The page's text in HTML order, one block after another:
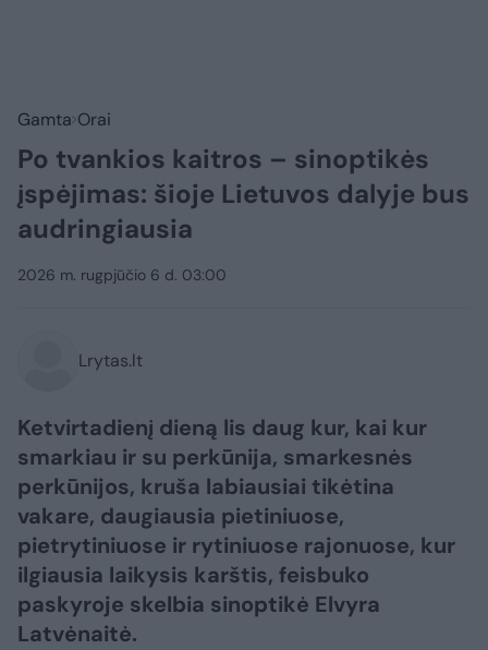
Gamta Orai
Po tvankios kaitros – sinoptikės
įspėjimas: šioje Lietuvos dalyje bus
audringiausia
2026 m. rugpjūčio 6 d. 03:00
Lrytas.lt
Ketvirtadienį dieną lis daug kur, kai kur
smarkiau ir su perkūnija, smarkesnės
perkūnijos, kruša labiausiai tikėtina
vakare, daugiausia pietiniuose,
pietrytiniuose ir rytiniuose rajonuose, kur
ilgiausia laikysis karštis, feisbuko
paskyroje skelbia sinoptikė Elvyra
Latvėnaitė.